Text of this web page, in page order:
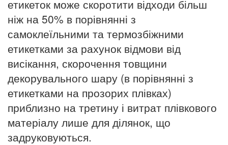
етикеток може скоротити відходи більш
ніж на 50% в порівнянні з
самоклеїльними та термозбіжними
етикетками за рахунок відмови від
висікання, скорочення товщини
декорувального шару (в порівнянні з
етикетками на прозорих плівках)
приблизно на третину і витрат плівкового
матеріалу лише для ділянок, що
задруковуються.